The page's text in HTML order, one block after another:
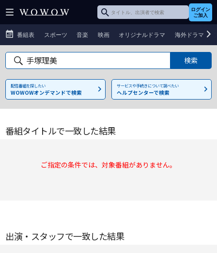
ログイン
ご加入
番組表 スポーツ 音楽 映画 オリジナルドラマ 海外ドラマ
配信番組を探したい
WOWOWオンデマンドで検索
サービスや手続きについて調べたい
ヘルプセンターで検索
番組タイトルで一致した結果
ご指定の条件では、対象番組がありません。
出演・スタッフで一致した結果